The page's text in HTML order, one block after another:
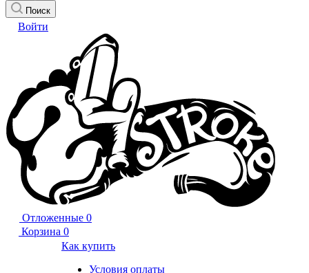
Поиск
Войти
Отложенные 0
Корзина 0
Как купить
Условия оплаты